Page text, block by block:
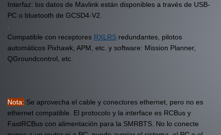
Interfaz: los datos de Mavlink están disponibles a través de USB-
PC o bluetooth de GCSD4-V2.
Compatible con receptores RXLRS redundantes, pilotos
automáticos Pixhawk, APM, etc. y software: Mission Planner,
QGroundcontrol, etc.
Nota: Se aprovecha el cable y conectores ethernet, pero no es
ethernet compatible. El protocolo y la interface es RCBus y
FastRCBus con alimentación para la SMRBTS. No lo conecte